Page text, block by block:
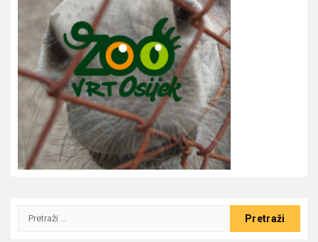
Pretraži: